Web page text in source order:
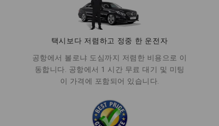
택시보다 저렴하고 정중 한 운전자
공항에서 볼로냐 도심까지 저렴한 비용으로 이
동합니다. 공항에서 1 시간 무료 대기 및 미팅
이 가격에 포함되어 있습니다.